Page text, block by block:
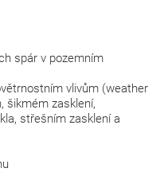
spár v pozemním
vlivům (weather
šikmém zasklení,
střešním zasklení a